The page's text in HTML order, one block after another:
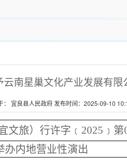
南星巢文化产业发展有
： 宜良县人民政府 发布时间：2025-09-10
文旅）行许字﹝2025﹞第
办内地营业性演出